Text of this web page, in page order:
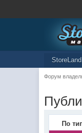
StoreLand
Форум
По